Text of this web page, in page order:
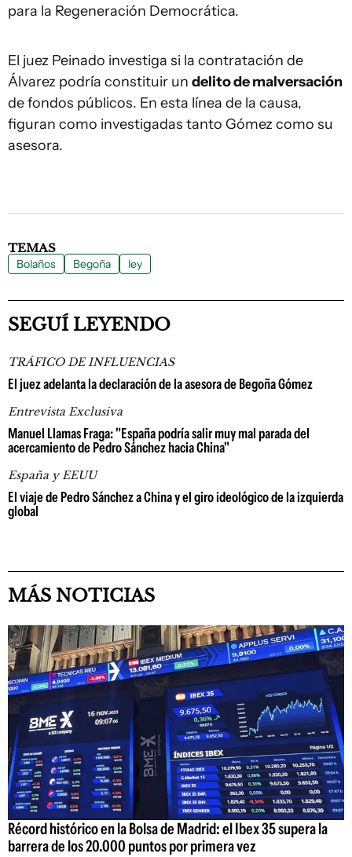
para la Regeneración Democrática.
El juez Peinado investiga si la contratación de
Álvarez podría constituir un delito de malversación
de fondos públicos. En esta línea de la causa,
figuran como investigadas tanto Gómez como su
asesora.
TEMAS
Bolaños Begoña ley
SEGUÍ LEYENDO
TRÁFICO DE INFLUENCIAS
El juez adelanta la declaración de la asesora de Begoña Gómez
Entrevista Exclusiva
Manuel Llamas Fraga: "España podría salir muy mal parada del
acercamiento de Pedro Sánchez hacia China"
España y EEUU
El viaje de Pedro Sánchez a China y el giro ideológico de la izquierda
global
MÁS NOTICIAS
Récord histórico en la Bolsa de Madrid: el Ibex 35 supera la
barrera de los 20.000 puntos por primera vez